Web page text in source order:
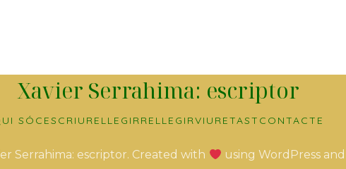
Xavier Serrahima: escriptor
SÓC ESCRIURE LLEGIRRELLEGIRVIURETAST CONTACTE
Serrahima: escriptor. Created with using WordPress and